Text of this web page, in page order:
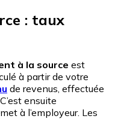
: taux
à la source est
à partir de votre
de revenus, effectuée
ensuite
à l’employeur. Les